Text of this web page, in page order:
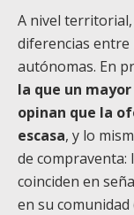
A nivel
diferencias entre
autónomas. En
la que un
opinan que la
escasa, y lo
de compraventa:
coinciden en
en su comunidad